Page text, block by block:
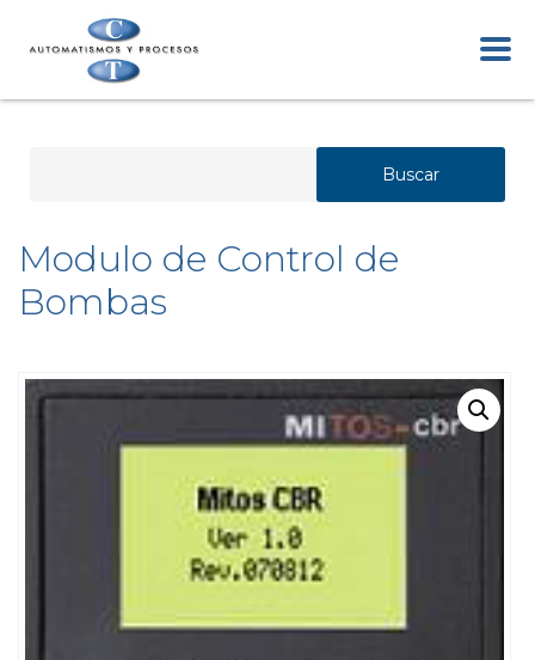
Buscar
Modulo de Control de
Bombas